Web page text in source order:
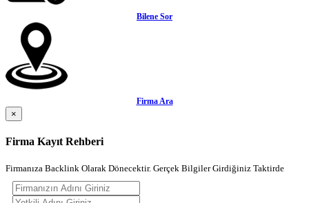
Bilene Sor
Firma Ara
×
Firma Kayıt Rehberi
Firmanıza Backlink Olarak Dönecektir. Gerçek Bilgiler Girdiğiniz Taktirde